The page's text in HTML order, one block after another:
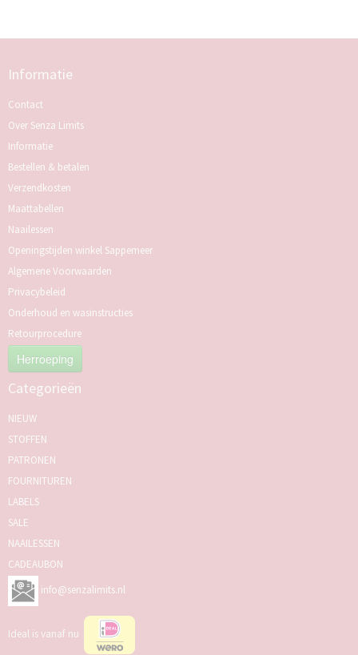
Informatie
Contact
Over Senza Limits
Informatie
Bestellen & betalen
Verzendkosten
Maattabellen
Naailessen
Openingstijden winkel Sappemeer
Algemene Voorwaarden
Privacybeleid
Onderhoud en wasinstructies
Retourprocedure
Herroeping
Categorieën
NIEUW
STOFFEN
PATRONEN
FOURNITUREN
LABELS
SALE
NAAILESSEN
CADEAUBON
info@senzalimits.nl
Ideal is vanaf nu